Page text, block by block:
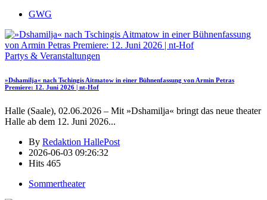
GWG
Partys & Veranstaltungen
»Dshamilja« nach Tschingis Aitmatow in einer Bühnenfassung von Armin Petras
Premiere: 12. Juni 2026 | nt-Hof
Halle (Saale), 02.06.2026 – Mit »Dshamilja« bringt das neue theater
Halle ab dem 12. Juni 2026...
By Redaktion HallePost
2026-06-03 09:26:32
Hits 465
Sommertheater